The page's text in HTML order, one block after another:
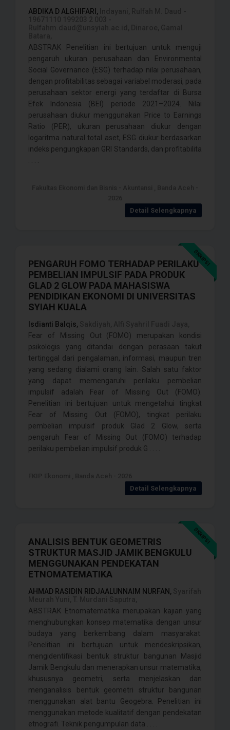
ABDIKA D ALGHIFARI,
ABSTRAK Penelitian ini bertujuan untuk menguji
pengaruh ukuran perusahaan dan Environmental
Social Governance (ESG) terhadap nilai perusahaan,
dengan profitabilitas sebagai variabel moderasi, pada
perusahaan sektor energi yang terdaftar di Bursa
Efek Indonesia (BEI) periode 2021–2024. Nilai
perusahaan diukur menggunakan Price to Earnings
Ratio (PER), ukuran perusahaan diukur dengan
logaritma natural total aset, ESG diukur berdasarkan
indeks pengungkapan GRI Standards, dan profitabilita
Detail Selengkapnya
SKRIPSI
PENGARUH FOMO TERHADAP PERILAKU
PEMBELIAN IMPULSIF PADA PRODUK
GLAD 2 GLOW PADA MAHASISWA
PENDIDIKAN EKONOMI DI UNIVERSITAS
SYIAH KUALA
Isdianti Balqis,
Fear of Missing Out (FOMO) merupakan kondisi
psikologis yang ditandai dengan perasaan takut
tertinggal dari pengalaman, informasi, maupun tren
yang sedang dialami orang lain. Salah satu faktor
yang dapat memengaruhi perilaku pembelian
impulsif adalah Fear of Missing Out (FOMO).
Penelitian ini bertujuan untuk mengetahui tingkat
Fear of Missing Out (FOMO), tingkat perilaku
pembelian impulsif produk Glad 2 Glow, serta
pengaruh Fear of Missing Out (FOMO) terhadap
perilaku pembelian impulsif produk G . . . .
Detail Selengkapnya
SKRIPSI
ANALISIS BENTUK GEOMETRIS
STRUKTUR MASJID JAMIK BENGKULU
MENGGUNAKAN PENDEKATAN
ETNOMATEMATIKA
AHMAD RASIDIN RIDJAALUNNAIM NURFAN,
ABSTRAK Etnomatematika merupakan kajian yang
menghubungkan konsep matematika dengan unsur
budaya yang berkembang dalam masyarakat.
Penelitian ini bertujuan untuk mendeskripsikan,
mengidentifikasi bentuk struktur bangunan Masjid
Jamik Bengkulu dan menerapkan unsur matematika,
khususnya geometri, serta menjelaskan dan
menganalisis bentuk geometri struktur bangunan
menggunakan alat bantu Geogebra. Penelitian ini
menggunakan metode kualitatif dengan pendekatan
etnografi. Teknik pengumpulan data . . . .